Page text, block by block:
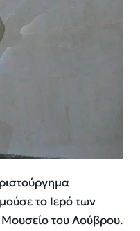
το Ιερό των
του Λούβρου.